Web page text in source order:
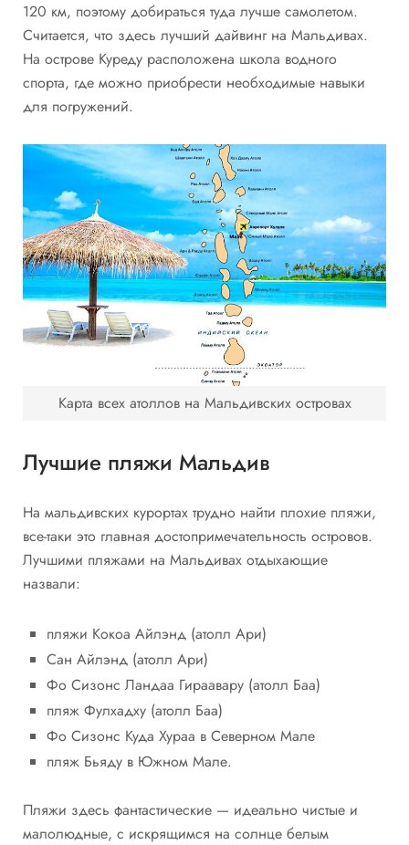
120 км, поэтому добираться туда лучше самолетом.
Считается, что здесь лучший дайвинг на Мальдивах.
На острове Куреду расположена школа водного
спорта, где можно приобрести необходимые навыки
для погружений.
Карта всех атоллов на Мальдивских островах
Лучшие пляжи Мальдив
На мальдивских курортах трудно найти плохие пляжи,
все-таки это главная достопримечательность островов.
Лучшими пляжами на Мальдивах отдыхающие
назвали:
пляжи Кокоа Айлэнд (атолл Ари)
Сан Айлэнд (атолл Ари)
Фо Сизонс Ландаа Гираавару (атолл Баа)
пляж Фулхадху (атолл Баа)
Фо Сизонс Куда Хураа в Северном Мале
пляж Бьяду в Южном Мале.
Пляжи здесь фантастические — идеально чистые и
малолюдные, с искрящимся на солнце белым